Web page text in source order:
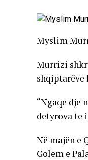
Myslim
Murrizi
shqiptarëve
“Ngaqe dje
detyrova te
Në majën e
Golem e